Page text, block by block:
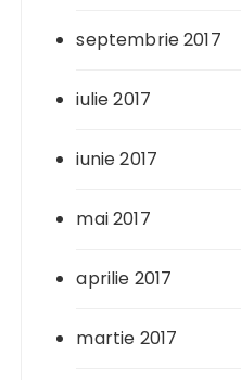
septembrie 2017
iulie 2017
iunie 2017
mai 2017
aprilie 2017
martie 2017